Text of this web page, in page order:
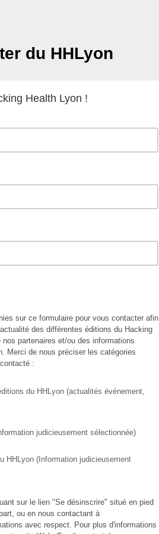
du HHLyon
Health Lyon !
sur ce formulaire pour vous contacter afin
des différentes éditions du Hacking
partenaires et/ou des informations
Merci de nous préciser les catégories
:
du HHLyon (actualités événement,
judicieusement sélectionnée)
HHLyon (Information judicieusement
sur le lien "Se désinscrire" situé en pied
ou en nous contactant à
avec respect. Pour plus d'informations